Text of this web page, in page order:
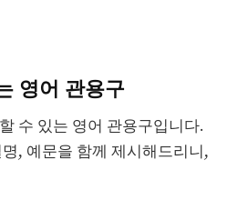
영어 관용구
수 있는 영어 관용구입니다.
, 예문을 함께 제시해드리니,